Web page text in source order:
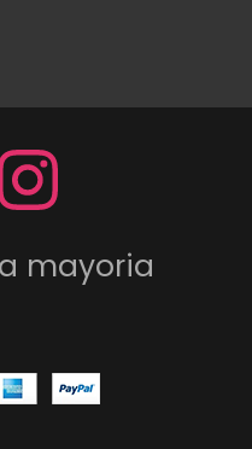
mayoria